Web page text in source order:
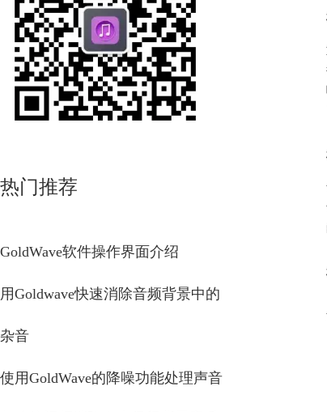
热门推荐
GoldWave软件操作界面介绍
用Goldwave快速消除音频背景中的
杂音
使用GoldWave的降噪功能处理声音